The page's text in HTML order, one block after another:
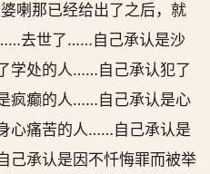
喇那已经给出了之后，就
去世了……自己承认是沙
学处的人……自己承认犯了
疯癫的人……自己承认是心
心痛苦的人……自己承认是
己承认是因不忏悔罪而被举